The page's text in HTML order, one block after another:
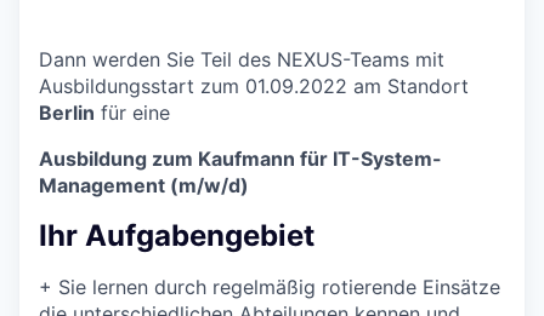
Dann werden Sie Teil des NEXUS-Teams mit
Ausbildungsstart zum 01.09.2022 am Standort
Berlin für eine
Ausbildung zum Kaufmann für IT-System-
Management (m/w/d)
Ihr Aufgabengebiet
+ Sie lernen durch regelmäßig rotierende Einsätze